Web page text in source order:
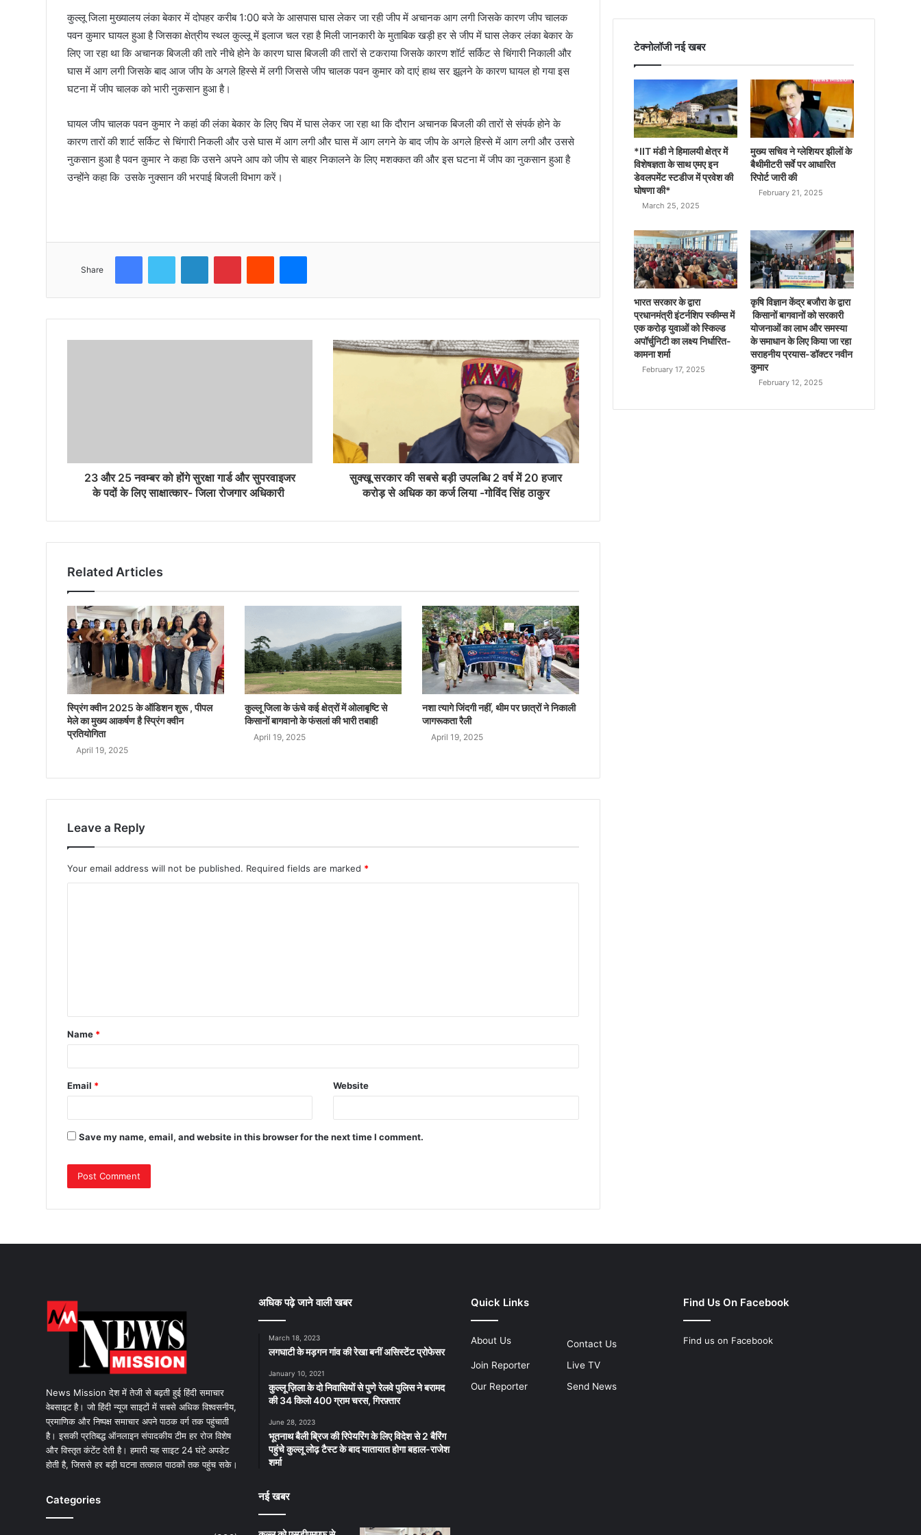
कुल्लू जिला मुख्यालय लंका बेकार में दोपहर करीब 1:00 बजे के आसपास घास लेकर जा रही जीप में अचानक आग लगी जिसके कारण जीप चालक
पवन कुमार घायल हुआ है जिसका क्षेत्रीय स्थल कुल्लू में इलाज चल रहा है मिली जानकारी के मुताबिक खड़ी हर से जीप में घास लेकर लंका बेकार के
लिए जा रहा था कि अचानक बिजली की तारे नीचे होने के कारण घास बिजली की तारों से टकराया जिसके कारण शॉर्ट सर्किट से चिंगारी निकाली और
घास में आग लगी जिसके बाद आज जीप के अगले हिस्से में लगी जिससे जीप चालक पवन कुमार को दाएं हाथ सर झूलने के कारण घायल हो गया इस
घटना में जीप चालक को भारी नुकसान हुआ है।
घायल जीप चालक पवन कुमार ने कहां की लंका बेकार के लिए चिप में घास लेकर जा रहा था कि दौरान अचानक बिजली की तारों से संपर्क होने के
कारण तारों की शार्ट सर्किट से चिंगारी निकली और उसे घास में आग लगी और घास में आग लगने के बाद जीप के अगले हिस्से में आग लगी और उससे
नुकसान हुआ है पवन कुमार ने कहा कि उसने अपने आप को जीप से बाहर निकालने के लिए मशक्कत की और इस घटना में जीप का नुकसान हुआ है
उन्होंने कहा कि उसके नुक्सान की भरपाई बिजली विभाग करें।
Share
23 और 25 नवम्बर को होंगे सुरक्षा गार्ड और सुपरवाइजर
के पदों के लिए साक्षात्कार- जिला रोजगार अधिकारी
सुक्खू सरकार की सबसे बड़ी उपलब्धि 2 वर्ष में 20 हजार
करोड़ से अधिक का कर्ज लिया -गोविंद सिंह ठाकुर
Related Articles
स्प्रिंग क्वीन 2025 के ऑडिशन शुरू , पीपल
मेले का मुख्य आकर्षण है स्प्रिंग क्वीन
प्रतियोगिता
April 19, 2025
कुल्लू जिला के ऊंचे कई क्षेत्रों में ओलाबृष्टि से
किसानों बागवानो के फंसलां की भारी तबाही
April 19, 2025
नशा त्यागे जिंदगी नहीं, थीम पर छात्रों ने निकाली
जागरूकता रैली
April 19, 2025
Leave a Reply
Your email address will not be published. Required fields are marked *
Name *
Email * Website
Save my name, email, and website in this browser for the next time I comment.
टेक्नोलॉजी नई खबर
*IIT मंडी ने हिमालयी क्षेत्र में
विशेषज्ञता के साथ एमए इन
डेवलपमेंट स्टडीज में प्रवेश की
घोषणा की*
March 25, 2025
मुख्य सचिव ने ग्लेशियर झीलों के
बैथीमीटरी सर्वे पर आधारित
रिपोर्ट जारी की
February 21, 2025
भारत सरकार के द्वारा
प्रधानमंत्री इंटर्नशिप स्कीम्स में
एक करोड़ युवाओं को स्किल्ड
अपॉर्चुनिटी का लक्ष्य निर्धारित-
कामना शर्मा
February 17, 2025
कृषि विज्ञान केंद्र बजौरा के द्वारा
किसानों बागवानों को सरकारी
योजनाओं का लाभ और समस्या
के समाधान के लिए किया जा रहा
सराहनीय प्रयास-डॉक्टर नवीन
कुमार
February 12, 2025
News Mission देश में तेजी से बढ़ती हुई हिंदी समाचार
वेबसाइट है। जो हिंदी न्यूज साइटों में सबसे अधिक विश्वसनीय,
प्रमाणिक और निष्पक्ष समाचार अपने पाठक वर्ग तक पहुंचाती
है। इसकी प्रतिबद्ध ऑनलाइन संपादकीय टीम हर रोज विशेष
और विस्तृत कंटेंट देती है। हमारी यह साइट 24 घंटे अपडेट
होती है, जिससे हर बड़ी घटना तत्काल पाठकों तक पहुंच सके।
Categories
अधिक पढ़े जाने वाली खबर
March 18, 2023
लगघाटी के मड़गन गांव की रेखा बनीं असिस्टेंट प्रोफेसर
January 10, 2021
कुल्लू ज़िला के दो निवासियों से पुणे रेलवे पुलिस ने बरामद
की 34 किलो 400 ग्राम चरस, गिरफ़्तार
June 28, 2023
भूतनाथ बैली ब्रिज की रिपेयरिंग के लिए विदेश से 2 बैरिंग
पहुंचे कुल्लू लोढ़ टैस्ट के बाद यातायात होगा बहाल-राजेश
शर्मा
नई खबर
Quick Links
About Us
Contact Us
Join Reporter
Live TV
Our Reporter
Send News
Find Us On Facebook
Find us on Facebook